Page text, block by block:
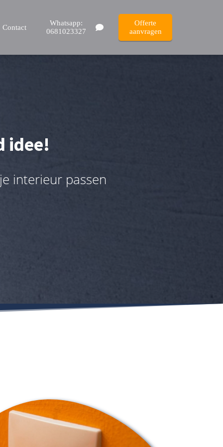
Contact
Whatsapp:
0681023327
Offerte
aanvragen
idee!
interieur passen